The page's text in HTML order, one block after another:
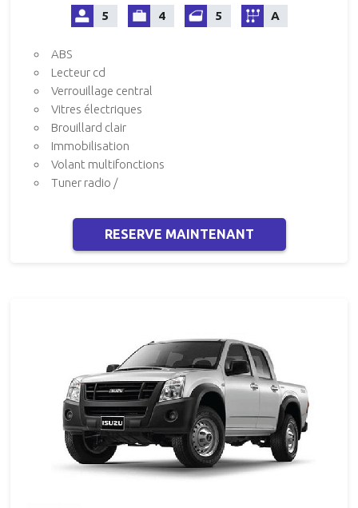
5 4 5 A
ABS
Lecteur cd
Verrouillage central
Vitres électriques
Brouillard clair
Immobilisation
Volant multifonctions
Tuner radio /
RESERVE MAINTENANT